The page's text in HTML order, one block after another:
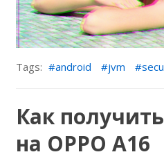
Tags: android jvm
Как
на OPPO A16